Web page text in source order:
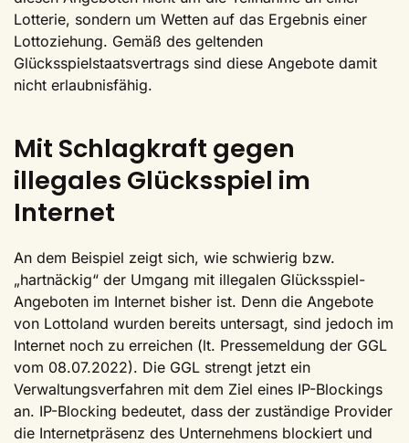
Lotterie, sondern um Wetten auf das Ergebnis einer
Lottoziehung. Gemäß des geltenden
Glücksspielstaatsvertrags sind diese Angebote damit
nicht erlaubnisfähig.
Mit Schlagkraft gegen
illegales Glücksspiel im
Internet
An dem Beispiel zeigt sich, wie schwierig bzw.
„hartnäckig“ der Umgang mit illegalen Glücksspiel-
Angeboten im Internet bisher ist. Denn die Angebote
von Lottoland wurden bereits untersagt, sind jedoch im
Internet noch zu erreichen (lt. Pressemeldung der GGL
vom 08.07.2022). Die GGL strengt jetzt ein
Verwaltungsverfahren mit dem Ziel eines IP-Blockings
an. IP-Blocking bedeutet, dass der zuständige Provider
die Internetpräsenz des Unternehmens blockiert und